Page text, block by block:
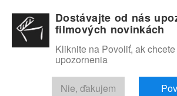
RECENZIE TRAILERY
Dostávajte od nás
filmových novinkách
Kliknite na Povoliť, ak
upozornenia
Nie, ďakujem